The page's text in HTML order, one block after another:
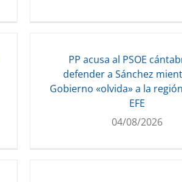
PP acusa al PSOE
defender a Sánchez
Gobierno «olvida» a la
EFE
04/08/2026